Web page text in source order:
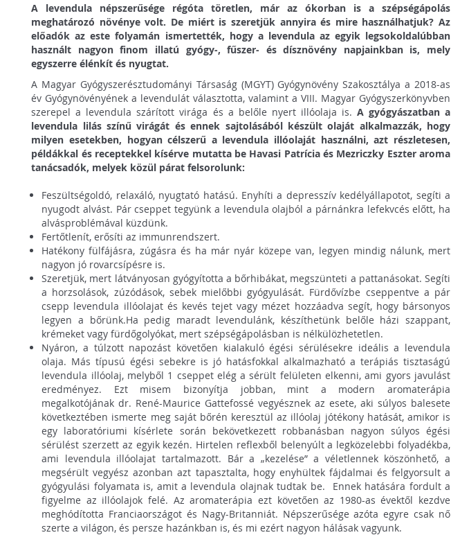
A levendula népszerűsége régóta töretlen, már az ókorban is a szépségápolás
meghatározó növénye volt. De miért is szeretjük annyira és mire használhatjuk? Az
előadók az este folyamán ismertették, hogy a levendula az egyik legsokoldalúbban
használt nagyon finom illatú gyógy-, fűszer- és dísznövény napjainkban is, mely
egyszerre élénkít és nyugtat.
A Magyar Gyógyszerésztudományi Társaság (MGYT) Gyógynövény Szakosztálya a 2018-as
év Gyógynövényének a levendulát választotta, valamint a VIII. Magyar Gyógyszerkönyvben
szerepel a levendula szárított virága és a belőle nyert illóolaja is. A gyógyászatban a
levendula lilás színű virágát és ennek sajtolásából készült olaját alkalmazzák, hogy
milyen esetekben, hogyan célszerű a levendula illóolaját használni, azt részletesen,
példákkal és receptekkel kísérve mutatta be Havasi Patrícia és Mezriczky Eszter aroma
tanácsadók, melyek közül párat felsorolunk:
Feszültségoldó, relaxáló, nyugtató hatású. Enyhíti a depresszív kedélyállapotot, segíti a
nyugodt alvást. Pár cseppet tegyünk a levendula olajból a párnánkra lefekvcés előtt, ha
alvásproblémával küzdünk.
Fertőtlenít, erősíti az immunrendszert.
Hatékony fülfájásra, zúgásra és ha már nyár közepe van, legyen mindig nálunk, mert
nagyon jó rovarcsípésre is.
Szeretjük, mert látványosan gyógyította a bőrhibákat, megszünteti a pattanásokat. Segíti
a horzsolások, zúzódások, sebek mielőbbi gyógyulását. Fürdővízbe cseppentve a pár
csepp levendula illóolajat és kevés tejet vagy mézet hozzáadva segít, hogy bársonyos
legyen a bőrünk.Ha pedig maradt levendulánk, készíthetünk belőle házi szappant,
krémeket vagy fürdőgolyókat, mert szépségápolásban is nélkülözhetetlen.
Nyáron, a túlzott napozást követően kialakuló égési sérülésekre ideális a levendula
olaja. Más típusú égési sebekre is jó hatásfokkal alkalmazható a terápiás tisztaságú
levendula illóolaj, melyből 1 cseppet elég a sérült felületen elkenni, ami gyors javulást
eredményez. Ezt misem bizonyítja jobban, mint a modern aromaterápia
megalkotójának dr. René-Maurice Gattefossé vegyésznek az esete, aki súlyos balesete
következtében ismerte meg saját bőrén keresztül az illóolaj jótékony hatását, amikor is
egy laboratóriumi kísérlete során bekövetkezett robbanásban nagyon súlyos égési
sérülést szerzett az egyik kezén. Hirtelen reflexből belenyúlt a legközelebbi folyadékba,
ami levendula illóolajat tartalmazott. Bár a „kezelése” a véletlennek köszönhető, a
megsérült vegyész azonban azt tapasztalta, hogy enyhültek fájdalmai és felgyorsult a
gyógyulási folyamata is, amit a levendula olajnak tudtak be. Ennek hatására fordult a
figyelme az illóolajok felé. Az aromaterápia ezt követően az 1980-as évektől kezdve
meghódította Franciaországot és Nagy-Britanniát. Népszerűsége azóta egyre csak nő
szerte a világon, és persze hazánkban is, és mi ezért nagyon hálásak vagyunk.